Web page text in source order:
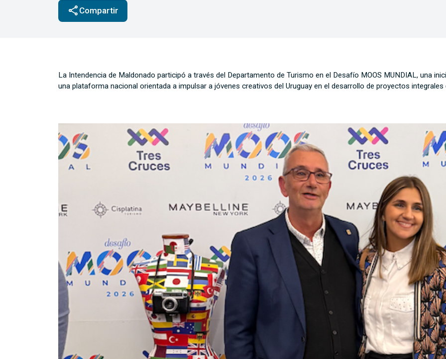
share Compartir
La Intendencia de Maldonado participó a través del Departamento de Turismo en el Desafío MOOS MUNDIAL, una
una plataforma nacional orientada a impulsar a jóvenes creativos del Uruguay en el desarrollo de proyectos